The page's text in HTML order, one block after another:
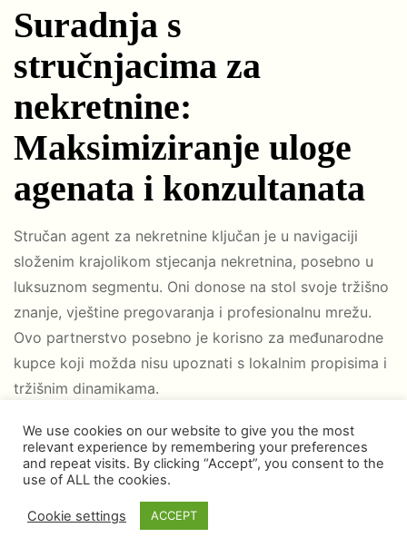
Suradnja s
stručnjacima za
nekretnine:
Maksimiziranje uloge
agenata i konzultanata
Stručan agent za nekretnine ključan je u navigaciji
složenim krajolikom stjecanja nekretnina, posebno u
luksuznom segmentu. Oni donose na stol svoje tržišno
znanje, vještine pregovaranja i profesionalnu mrežu.
Ovo partnerstvo posebno je korisno za međunarodne
kupce koji možda nisu upoznati s lokalnim propisima i
tržišnim dinamikama.
Pravni konzultanti i odvjetnici za nekretnine također
igraju ključnu ulogu, osiguravajući da sve transakcije
budu u skladu s lokalnim zakonima i da su interesi
kupca zaštićeni. Oni mogu rukovati složenim detaljima
procesa kupnje, od provjere vlasničkih listova i
We use cookies on our website to give you the most
relevant experience by remembering your preferences
and repeat visits. By clicking “Accept”, you consent to the
use of ALL the cookies.
Cookie settings ACCEPT